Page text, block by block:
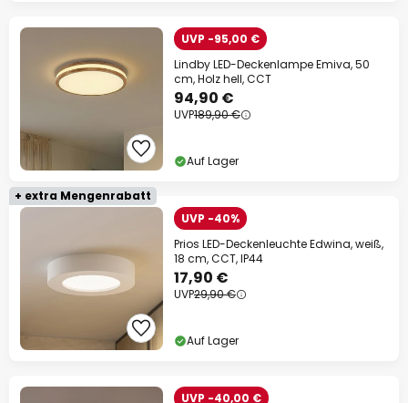
UVP -95,00 €
Lindby LED-Deckenlampe Emiva, 50
cm, Holz hell, CCT
94,90 €
UVP189,90 €
Auf Lager
+ extra Mengenrabatt
UVP -40%
Prios LED-Deckenleuchte Edwina, weiß,
18 cm, CCT, IP44
17,90 €
UVP29,90 €
Auf Lager
UVP -40,00 €